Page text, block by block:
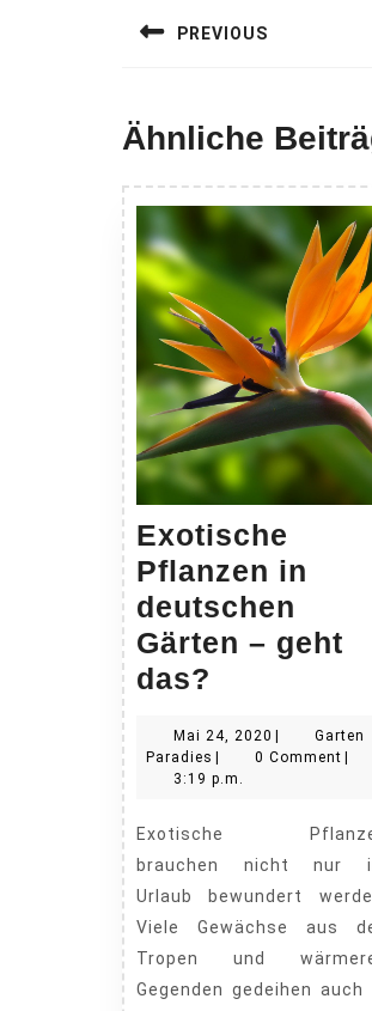
PREVIOUS
Ähnliche
Exotische
Pflanzen in
deutschen
Gärten – geht
das?
in
deutschen
Gärten
–
geht
das?
Mai 24, 2020 Mai
24,
|
Garten
Paradies Garten
Paradies
| 0 Comment |
3:19 p.m.
Exotische Pflanzen
brauchen nicht nur
Urlaub bewundert
Viele Gewächse aus
Tropen und
Gegenden gedeihen auch